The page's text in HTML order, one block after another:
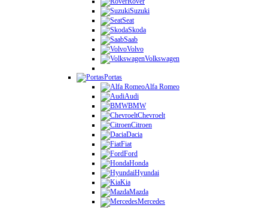
Suzuki
Seat
Skoda
Saab
Volvo
Volkswagen
Portas
Alfa Romeo
Audi
BMW
Chevroelt
Citroen
Dacia
Fiat
Ford
Honda
Hyundai
Kia
Mazda
Mercedes